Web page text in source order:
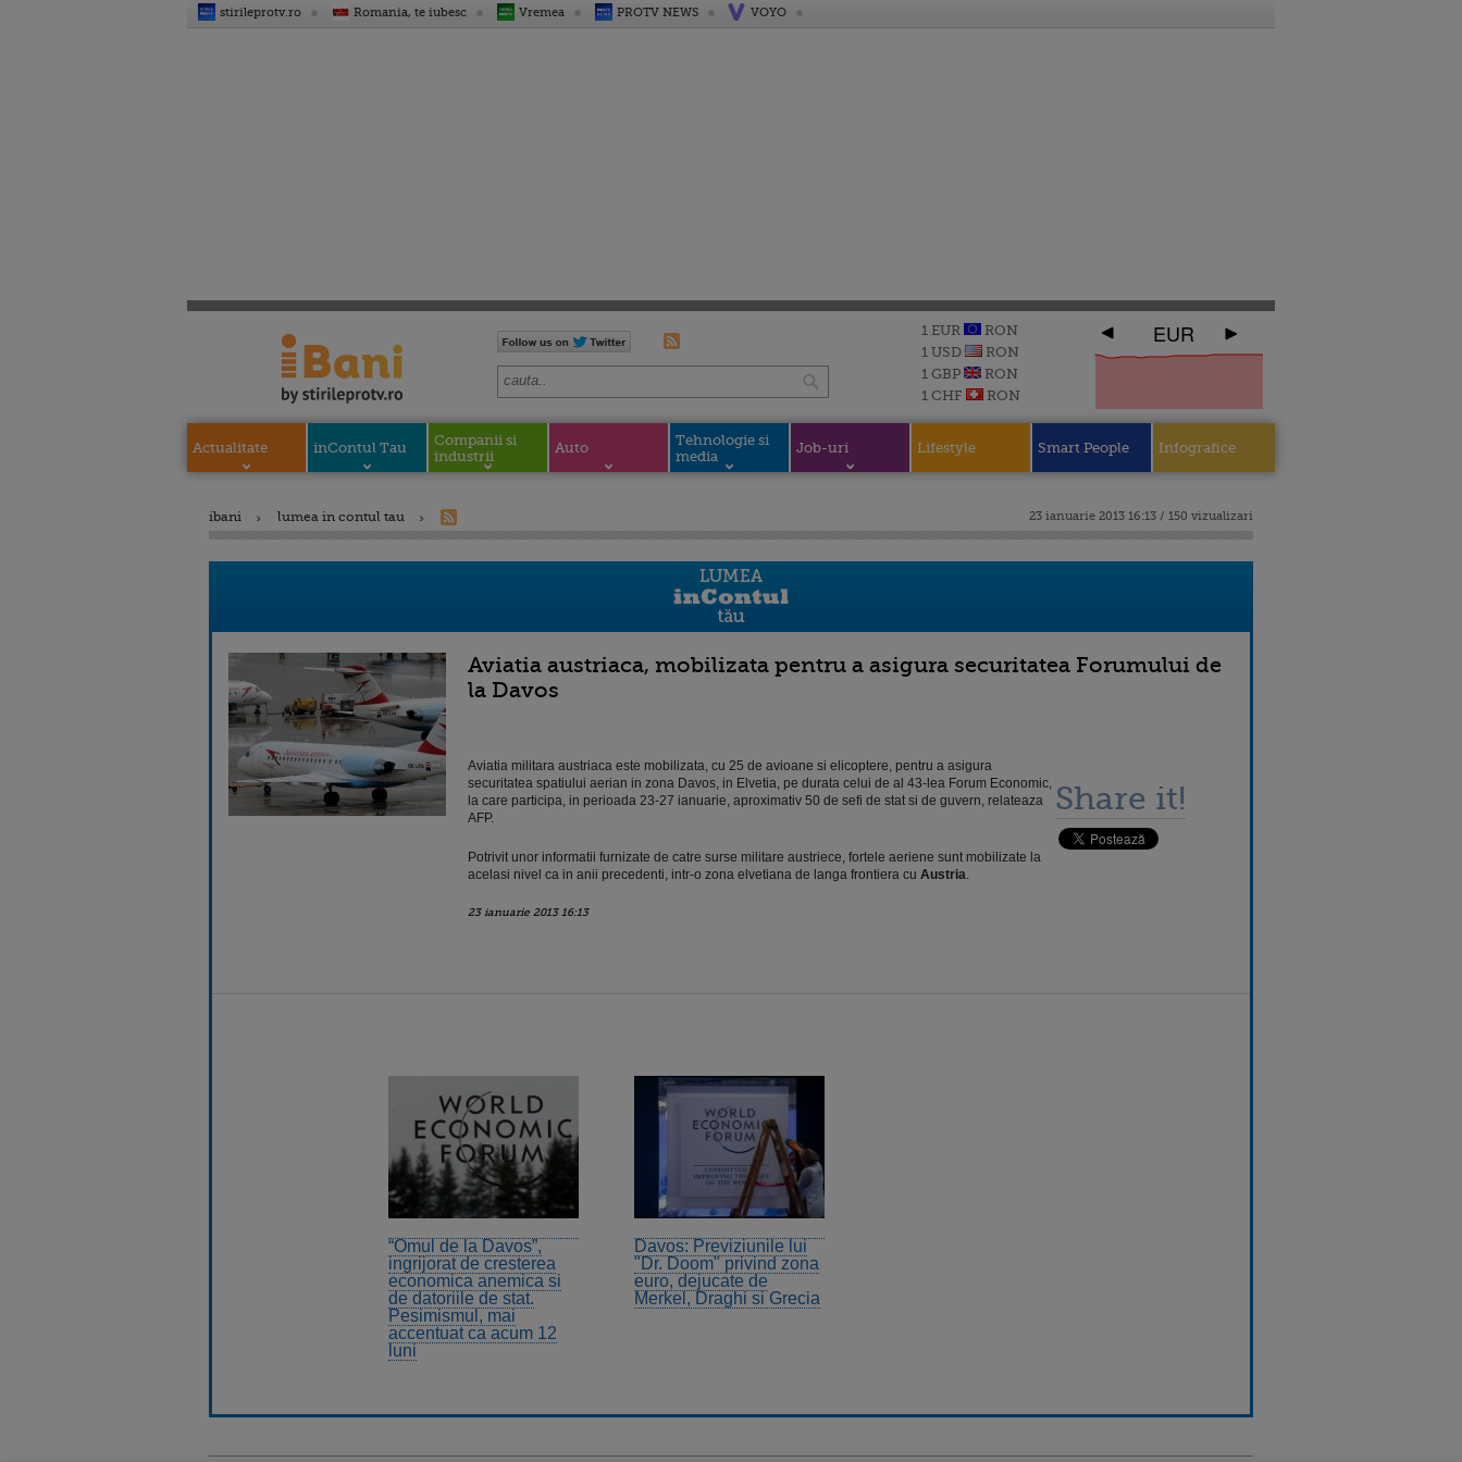
stirileprotv.ro Romania, te iubesc Vremea PROTV NEWS VOYO
1 EUR
RON
1 USD
RON
1 GBP
RON
1 CHF
RON
EUR
Actualitate inContul Tau
Companii si
industrii
Auto
Tehnologie si
media
Job-uri Lifestyle Smart People Infografice
ibani lumea in contul tau 23 ianuarie 2013 16:13 / 150 vizualizari
Aviatia austriaca, mobilizata pentru a asigura securitatea Forumului de
la Davos
Aviatia militara austriaca este mobilizata, cu 25 de avioane si elicoptere, pentru a asigura
securitatea spatiului aerian in zona Davos, in Elvetia, pe durata celui de al 43-lea Forum Economic,
la care participa, in perioada 23-27 ianuarie, aproximativ 50 de sefi de stat si de guvern, relateaza
AFP.
Potrivit unor informatii furnizate de catre surse militare austriece, fortele aeriene sunt mobilizate la
acelasi nivel ca in anii precedenti, intr-o zona elvetiana de langa frontiera cu Austria.
23 ianuarie 2013 16:13
Share it!
“Omul de la Davos”,
ingrijorat de cresterea
economica anemica si
de datoriile de stat.
Pesimismul, mai
accentuat ca acum 12
luni
Davos: Previziunile lui
"Dr. Doom" privind zona
euro, dejucate de
Merkel, Draghi si Grecia